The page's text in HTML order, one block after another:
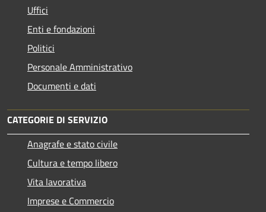
Uffici
Enti e fondazioni
Politici
Personale Amministrativo
Documenti e dati
CATEGORIE DI SERVIZIO
Anagrafe e stato civile
Cultura e tempo libero
Vita lavorativa
Imprese e Commercio